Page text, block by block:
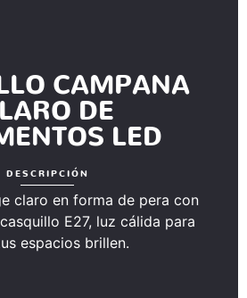
CAMPANA
DE
LED
DESCRIPCIÓN
claro en forma de pera con
E27, luz cálida para
espacios brillen.